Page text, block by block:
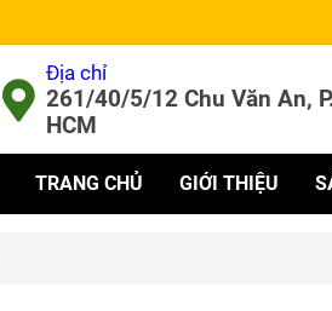
Địa chỉ
261/40/5/12 Chu Văn An,
HCM
TRANG CHỦ GIỚI THIỆU